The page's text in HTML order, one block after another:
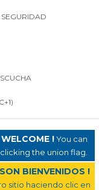
SEGURIDAD
!You can
the union flag.
BIENVENIDOS !
sitio haciendo clic en